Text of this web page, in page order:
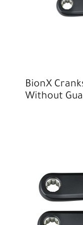
BionX
Without